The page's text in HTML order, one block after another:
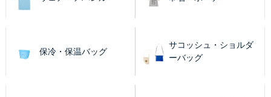
保冷・保温バッグ
サコッシュ・ショルダ
ーバッグ